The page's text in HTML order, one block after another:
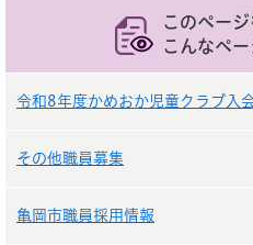
このペー
こんなペ
令和8年度かめおか児童クラブ入
その他職員募集
亀岡市職員採用情報